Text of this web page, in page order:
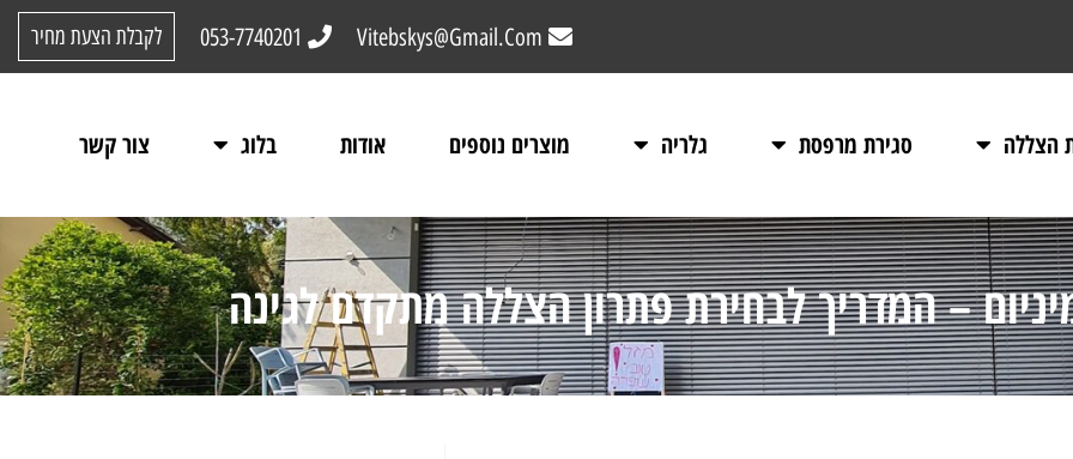
Vitebskys@Gmail.Com
053-7740201 לקבלת הצעת מחיר
הצללה סגירת מרפסת גלריה מוצרים נוספים אודות בלוג צור קשר
– המדריך לבחירת פתרון הצללה מתקדם לגינה